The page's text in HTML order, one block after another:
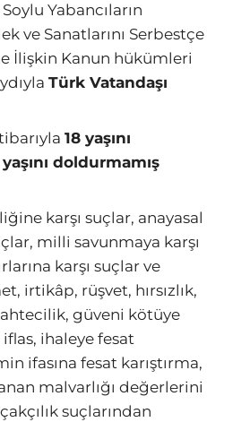
Yabancıların
ve Sanatlarını Serbestçe
İlişkin Kanun hükümleri
Türk Vatandaşı
18 yaşını
doldurmamış
karşı suçlar, anayasal
milli savunmaya karşı
karşı suçlar ve
irtikâp, rüşvet, hırsızlık,
güveni kötüye
ihaleye fesat
ifasına fesat karıştırma,
malvarlığı değerlerini
suçlarından